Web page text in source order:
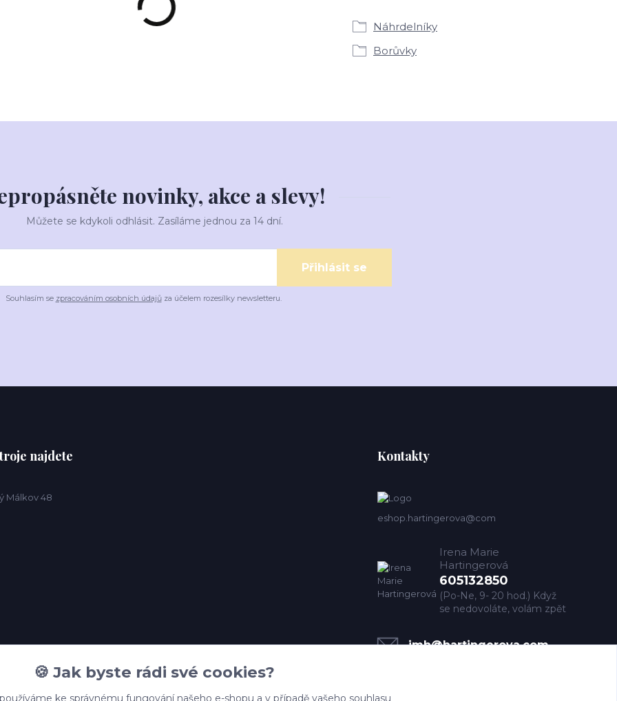
Náhrdelníky
Borůvky
novinky, akce a slevy!
Můžete se kdykoli odhlásit. Zasíláme jednou za 14 dní.
Přihlásit se
Souhlasím se zpracováním osobních údajůza účelem rozesílky newsletteru.
najdete
Málkov 48
Kontakty
eshop.hartingerova@com
Irena Marie
Hartingerová
605132850
(Po-Ne, 9- 20 hod.) Když
se nedovoláte, volám zpět
imh@hartingerova.com
🍪 Jak byste rádi své cookies?
ke správnému fungování našeho e-shopu a v případě vašeho souhlasu